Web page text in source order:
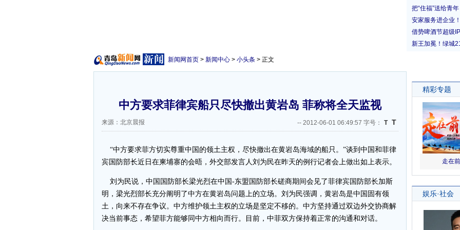
新闻网首页 > 新闻中心 > 小头条 > 正文
中方要求菲律宾船只尽快撤出黄岩岛 菲称将全天监视
来源：北京晨报 -- 2012-06-01 06:49:57 字号： T T
“中方要求菲方切实尊重中国的领土主权，尽快撤出在黄岩岛海域的船只。”谈到中国和菲律
宾国防部长近日在柬埔寨的会晤，外交部发言人刘为民在昨天的例行记者会上做出如上表示。
刘为民说，中国国防部长梁光烈在中国-东盟国防部长磋商期间会见了菲律宾国防部长加斯
明，梁光烈部长充分阐明了中方在黄岩岛问题上的立场。刘为民强调，黄岩岛是中国固有领
土，向来不存在争议。中方维护领土主权的立场是坚定不移的。中方坚持通过双边外交协商解
决当前事态，希望菲方能够同中方相向而行。目前，中菲双方保持着正常的沟通和对话。